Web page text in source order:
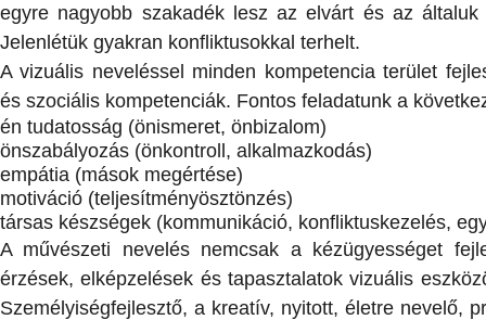
egyre nagyobb szakadék lesz az elvárt és az
Jelenlétük gyakran konfliktusokkal terhelt.
A vizuális neveléssel minden kompetencia terület
és szociális kompetenciák. Fontos feladatunk a
én tudatosság (önismeret, önbizalom)
önszabályozás (önkontroll, alkalmazkodás)
empátia (mások megértése)
motiváció (teljesítményösztönzés)
társas készségek (kommunikáció, konfliktuskezelés,
A művészeti nevelés nemcsak a kézügyességet
érzések, elképzelések és tapasztalatok vizuális
Személyiségfejlesztő, a kreatív, nyitott, életre nevelő,